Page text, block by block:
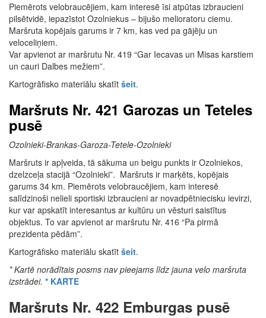
Piemērots velobraucējiem, kam interesē īsi atpūtas izbraucieni
pilsētvidē, iepazīstot Ozolniekus – bijušo melioratoru ciemu.
Maršruta kopējais garums ir 7 km, kas ved pa gājēju un
veloceliņiem.
Var apvienot ar maršrutu Nr. 419 “Gar Iecavas un Misas karstiem
un cauri Dalbes mežiem”.
Kartogrāfisko materiālu skatīt šeit.
Maršruts Nr. 421 Garozas un Teteles
pusē
Ozolnieki-Brankas-Garoza-Tetele-Ozolnieki
Maršruts ir apļveida, tā sākuma un beigu punkts ir Ozolniekos,
dzelzceļa stacijā “Ozolnieki”. Maršruts ir marķēts, kopējais
garums 34 km. Piemērots velobraucējiem, kam interesē
salīdzinoši nelieli sportiski izbraucieni ar novadpētniecisku ievirzi,
kur var apskatīt interesantus ar kultūru un vēsturi saistītus
objektus. To var apvienot ar maršrutu Nr. 416 “Pa pirmā
prezidenta pēdām”.
Kartogrāfisko materiālu skatīt šeit.
* Kartē norādītais posms nav pieejams līdz jauna velo maršruta
izstrādei. * KARTE
Maršruts Nr. 422 Emburgas pusē